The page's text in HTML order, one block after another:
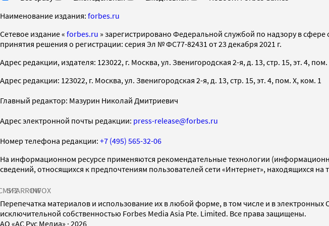
Наименование издания: forbes.ru
Cетевое издание « forbes.ru » зарегистрировано Федеральной службой по надзору в
принятия решения о регистрации: серия Эл № ФС77-82431 от 23 декабря 2021 г.
Адрес редакции, издателя: 123022, г. Москва, ул. Звенигородская 2-я, д. 13, стр. 15, эт. 4, пом.
Адрес редакции: 123022, г. Москва, ул. Звенигородская 2-я, д. 13, стр. 15, эт. 4, пом. X, ком. 1
Главный редактор: Мазурин Николай Дмитриевич
Адрес электронной почты редакции: press-release@forbes.ru
Номер телефона редакции: +7 (495) 565-32-06
На информационном ресурсе применяются рекомендательные технологии
сведений, относящихся к предпочтениям пользователей сети «Интернет», находящихся
SPARROWINFOX
Перепечатка материалов и использование их в любой форме, в том числе и в
исключительной собственностью Forbes Media Asia Pte. Limited. Все права защищены.
AO «АС Рус Медиа» · 2026